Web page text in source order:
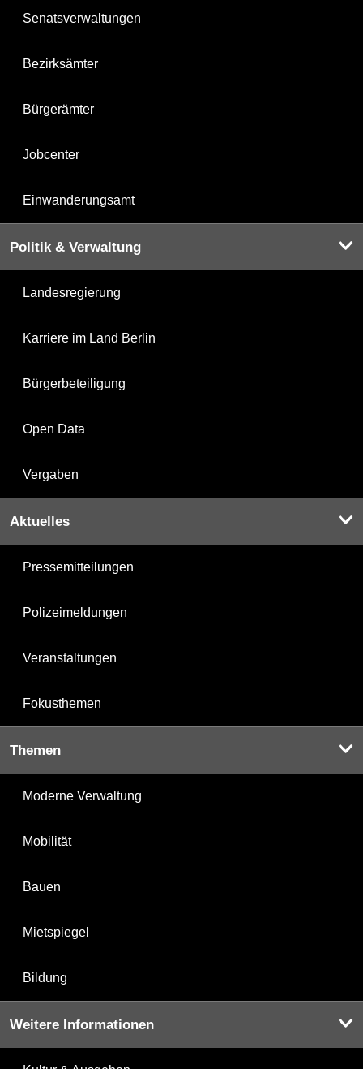
Senatsverwaltungen
Bezirksämter
Bürgerämter
Jobcenter
Einwanderungsamt
Politik & Verwaltung
Landesregierung
Karriere im Land Berlin
Bürgerbeteiligung
Open Data
Vergaben
Aktuelles
Pressemitteilungen
Polizeimeldungen
Veranstaltungen
Fokusthemen
Themen
Moderne Verwaltung
Mobilität
Bauen
Mietspiegel
Bildung
Weitere Informationen